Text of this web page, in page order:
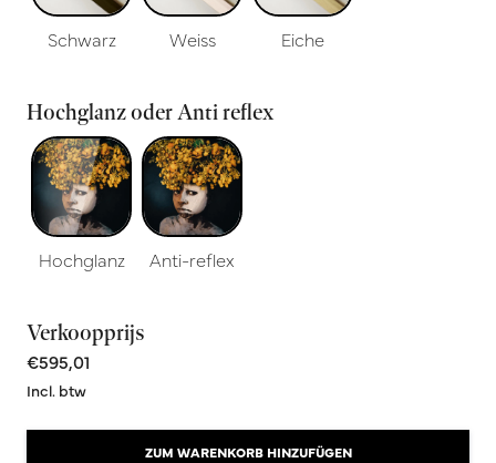
Schwarz Weiss Eiche
Hochglanz oder Anti reflex
Hochglanz Anti-reflex
Verkoopprijs
€595,01
Incl. btw
ZUM WARENKORB HINZUFÜGEN